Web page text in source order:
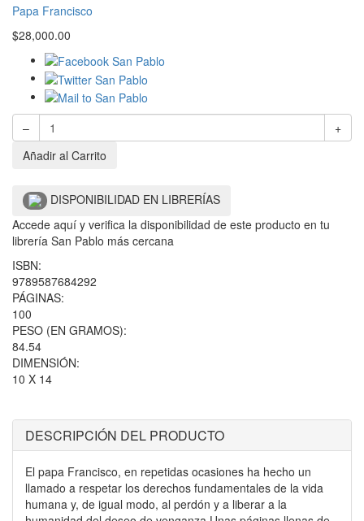
Papa Francisco
$28,000.00
–
+
Añadir al Carrito
DISPONIBILIDAD EN LIBRERÍAS
Accede aquí y verifica la disponibilidad de este producto en tu
librería San Pablo más cercana
ISBN:
9789587684292
PÁGINAS:
100
PESO (EN GRAMOS):
84.54
DIMENSIÓN:
10 X 14
DESCRIPCIÓN DEL PRODUCTO
El papa Francisco, en repetidas ocasiones ha hecho un
llamado a respetar los derechos fundamentales de la vida
humana y, de igual modo, al perdón y a liberar a la